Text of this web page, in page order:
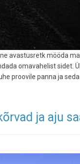
avastusretk mööda
omavahelist sidet.
proovile panna ja
ja aju